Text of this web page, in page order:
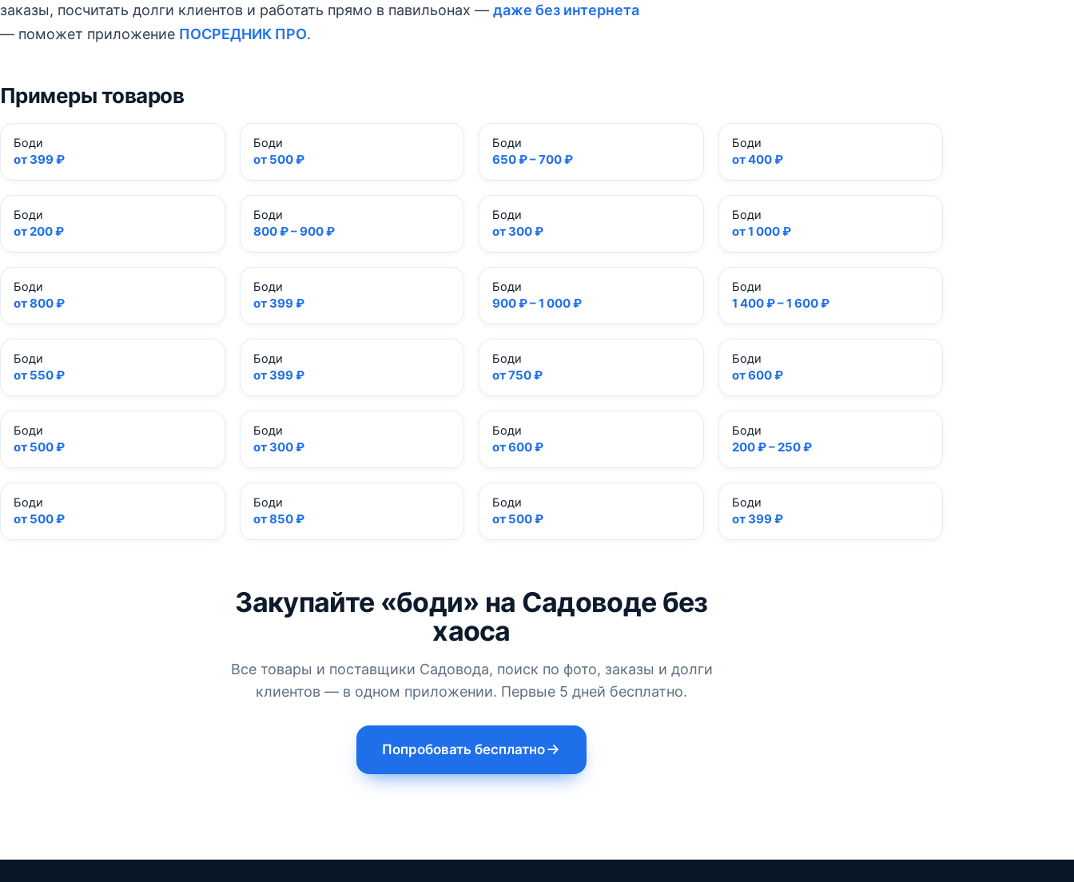
заказы, посчитать долги клиентов и работать прямо в павильонах — даже без интернета
— поможет приложение ПОСРЕДНИК ПРО.
Примеры товаров
Боди
от 399 ₽
Боди
от 500 ₽
Боди
650 ₽ – 700 ₽
Боди
от 400 ₽
Боди
от 200 ₽
Боди
800 ₽ – 900 ₽
Боди
от 300 ₽
Боди
от 1 000 ₽
Боди
от 800 ₽
Боди
от 399 ₽
Боди
900 ₽ – 1 000 ₽
Боди
1 400 ₽ – 1 600 ₽
Боди
от 550 ₽
Боди
от 399 ₽
Боди
от 750 ₽
Боди
от 600 ₽
Боди
от 500 ₽
Боди
от 300 ₽
Боди
от 600 ₽
Боди
200 ₽ – 250 ₽
Боди
от 500 ₽
Боди
от 850 ₽
Боди
от 500 ₽
Боди
от 399 ₽
Закупайте «боди» на Садоводе без
хаоса
Все товары и поставщики Садовода, поиск по фото, заказы и долги
клиентов — в одном приложении. Первые 5 дней бесплатно.
Попробовать бесплатно